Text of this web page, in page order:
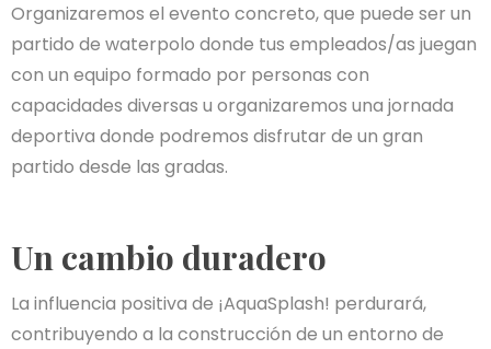
Organizaremos el evento concreto, que puede ser un
partido de waterpolo donde tus empleados/as juegan
con un equipo formado por personas con
capacidades diversas u organizaremos una jornada
deportiva donde podremos disfrutar de un gran
partido desde las gradas.
Un cambio duradero
La influencia positiva de ¡AquaSplash! perdurará,
contribuyendo a la construcción de un entorno de